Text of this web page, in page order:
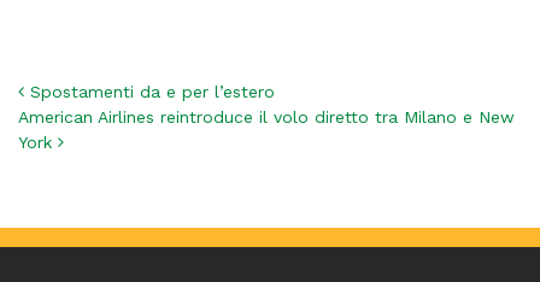
Navigazione articoli
Spostamenti da e per l’estero
American Airlines reintroduce il volo diretto tra Milano e New
York